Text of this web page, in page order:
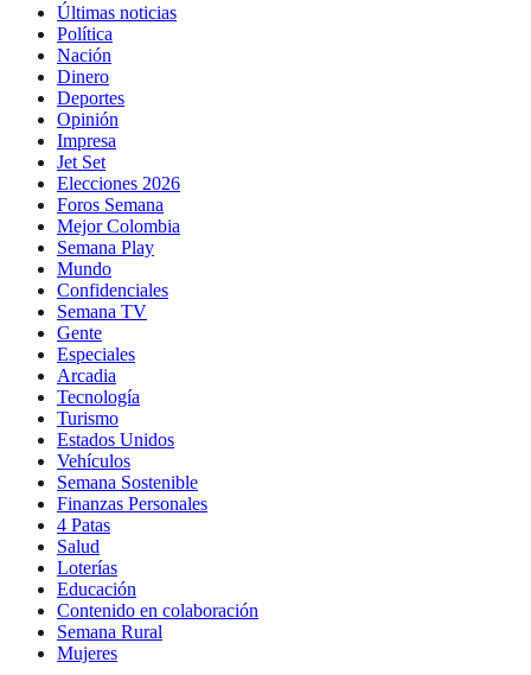
Últimas noticias
Política
Nación
Dinero
Deportes
Opinión
Impresa
Jet Set
Elecciones 2026
Foros Semana
Mejor Colombia
Semana Play
Mundo
Confidenciales
Semana TV
Gente
Especiales
Arcadia
Tecnología
Turismo
Estados Unidos
Vehículos
Semana Sostenible
Finanzas Personales
4 Patas
Salud
Loterías
Educación
Contenido en colaboración
Semana Rural
Mujeres